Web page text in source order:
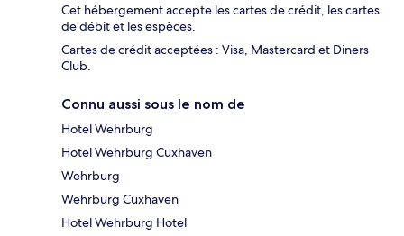
Cet hébergement accepte les cartes de crédit, les cartes
de débit et les espèces.
Cartes de crédit acceptées : Visa, Mastercard et Diners
Club.
Connu aussi sous le nom de
Hotel Wehrburg
Hotel Wehrburg Cuxhaven
Wehrburg
Wehrburg Cuxhaven
Hotel Wehrburg Hotel